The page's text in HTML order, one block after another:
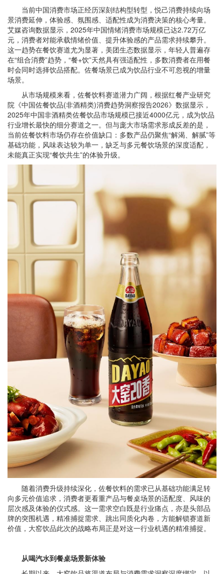
当前中国消费市场正经历深刻结构型转型，悦己消费持续向场
景消费延伸，体验感、氛围感、适配性成为消费决策的核心考量。
艾媒咨询数据显示，2025年中国情绪消费市场规模已达2.72万亿
元，消费者对能承载情绪价值、提升体验感的产品需求持续攀升。
这一趋势在餐饮赛道尤为显著，美团生态数据显示，年轻人普遍存
在“组合消费”趋势，“餐+饮”天然具有强适配性，多数消费者在用餐
时会同时选择饮品搭配。佐餐场景已成为饮品行业不可忽视的增量
场景。
从市场规模来看，佐餐饮料赛道潜力广阔，根据红餐产业研究
院《中国佐餐饮品(非酒精类)消费趋势洞察报告2026》数据显示，
2025年中国非酒精类佐餐饮品市场规模已接近4000亿元，成为饮品
行业增长最快的细分赛道之一。但与庞大市场需求形成反差的是，
当前佐餐饮料市场仍存在价值缺口：多数产品仍聚焦“解渴、解腻”等
基础功能，风味表达较为单一，缺乏与多元餐饮场景的深度适配，
未能真正实现“餐饮共生”的体验升级。
随着消费升级持续深化，佐餐饮料的需求已从基础功能满足转
向多元价值追求，消费者更看重产品与餐桌场景的适配度、风味的
层次感及体验的仪式感。这一需求空白既是行业痛点，亦是头部品
牌的突围机遇，精准捕捉需求、跳出同质化内卷，方能解锁赛道新
价值，大窑饮品此次的战略布局正是对这一行业机遇的精准捕捉。
从喝汽水到餐桌场景新体验